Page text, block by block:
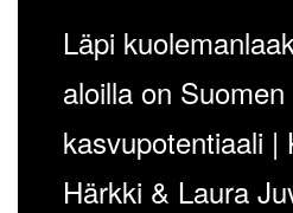
Läpi
aloilla on
kasvupotentiaali |
Härkki & Laura